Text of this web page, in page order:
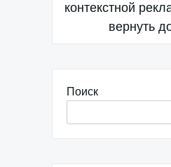
записям
контекстной
вернуть
Поиск